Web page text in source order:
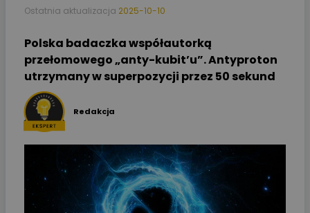
Ostatnia aktualizacja 2025-10-10
Polska badaczka współautorką
przełomowego „anty-kubit’u”. Antyproton
utrzymany w superpozycji przez 50 sekund
Redakcja